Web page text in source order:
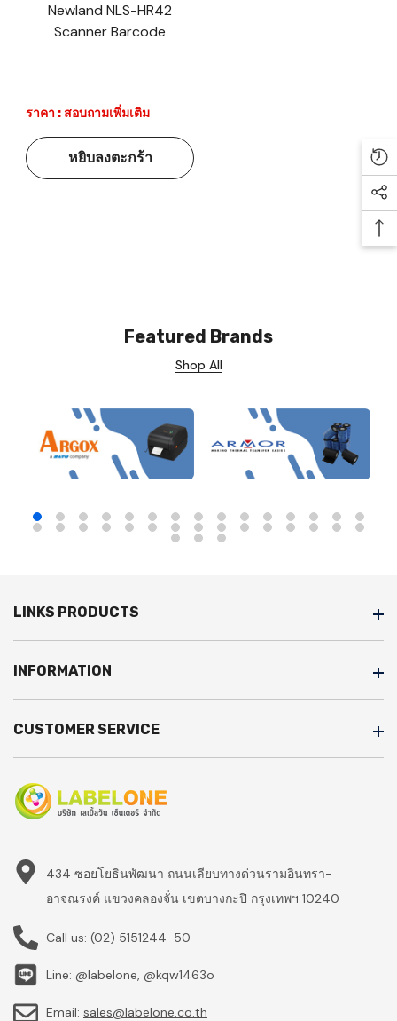
Newland NLS-HR42
Scanner Barcode
ราคา : สอบถามเพิ่มเติม
หยิบลงตะกร้า
Featured Brands
Shop All
LINKS PRODUCTS
INFORMATION
CUSTOMER SERVICE
434 ซอยโยธินพัฒนา ถนนเลียบทางด่วนรามอินทรา-
อาจณรงค์ แขวงคลองจั่น เขตบางกะปิ กรุงเทพฯ 10240
Call us: (02) 5151244-50
Line: @labelone, @kqw1463o
Email: sales@labelone.co.th